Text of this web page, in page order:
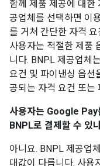
함께 제품 제공에 대한
공업체를 선택하면 이
를 거쳐 간단한 자격
사용자는 적절한 제품
니다. BNPL 제공업체
요건 및 파이낸싱 옵션
공되는 자격 요건 또는
사용자는 Google Pay
BNPL로 결제할 수 있
아니요. BNPL 제공업
대값이 다릅니다. 사용